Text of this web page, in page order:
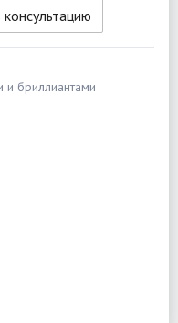
бриллиантами